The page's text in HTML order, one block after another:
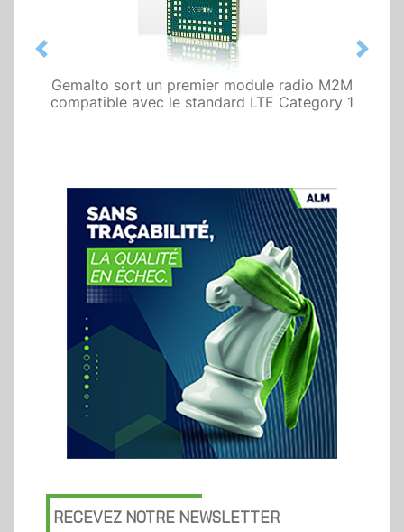
Gemalto sort un premier module radio M2M
compatible avec le standard LTE Category 1
Previous Next
RECEVEZ NOTRE NEWSLETTER